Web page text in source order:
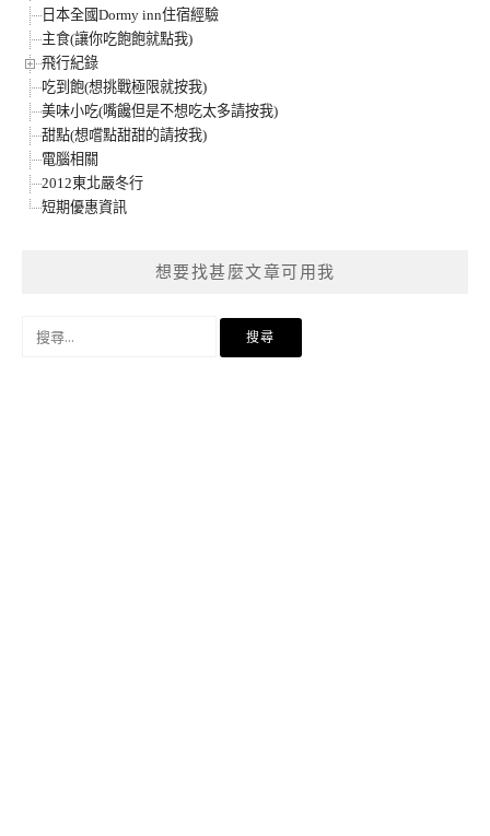
日本全國Dormy inn住宿經驗
主食(讓你吃飽飽就點我)
飛行紀錄
吃到飽(想挑戰極限就按我)
美味小吃(嘴饞但是不想吃太多請按我)
甜點(想嚐點甜甜的請按我)
電腦相關
2012東北嚴冬行
短期優惠資訊
想要找甚麼文章可用我